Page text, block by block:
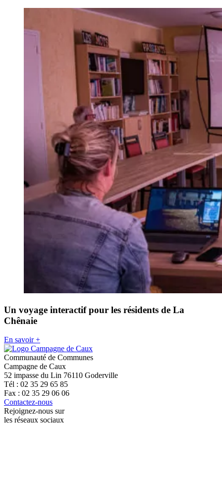
Un voyage interactif pour les résidents de La
Chênaie
En savoir +
Communauté de Communes
Campagne de Caux
52 impasse du Lin 76110 Goderville
Tél : 02 35 29 65 85
Fax : 02 35 29 06 06
Contactez-nous
Rejoignez-nous sur
les réseaux sociaux